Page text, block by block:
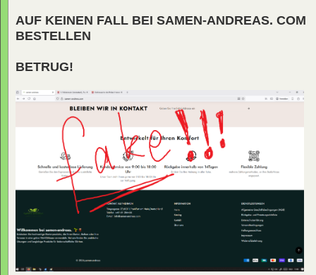
AUF KEINEN FALL BEI SAMEN-ANDREAS. COM
BESTELLEN
BETRUG!